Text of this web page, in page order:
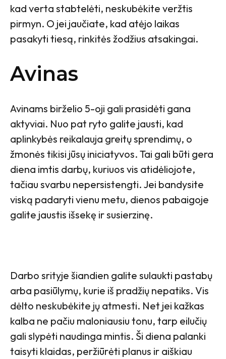
kad verta stabtelėti, neskubėkite veržtis
pirmyn. O jei jaučiate, kad atėjo laikas
pasakyti tiesą, rinkitės žodžius atsakingai.
Avinas
Avinams birželio 5-oji gali prasidėti gana
aktyviai. Nuo pat ryto galite jausti, kad
aplinkybės reikalauja greitų sprendimų, o
žmonės tikisi jūsų iniciatyvos. Tai gali būti gera
diena imtis darbų, kuriuos vis atidėliojote,
tačiau svarbu nepersistengti. Jei bandysite
viską padaryti vienu metu, dienos pabaigoje
galite jaustis išsekę ir susierzinę.
Darbo srityje šiandien galite sulaukti pastabų
arba pasiūlymų, kurie iš pradžių nepatiks. Vis
dėlto neskubėkite jų atmesti. Net jei kažkas
kalba ne pačiu maloniausiu tonu, tarp eilučių
gali slypėti naudinga mintis. Ši diena palanki
taisyti klaidas, peržiūrėti planus ir aiškiau